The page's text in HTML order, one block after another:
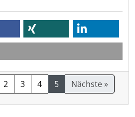
2 3 4 5 Nächste »